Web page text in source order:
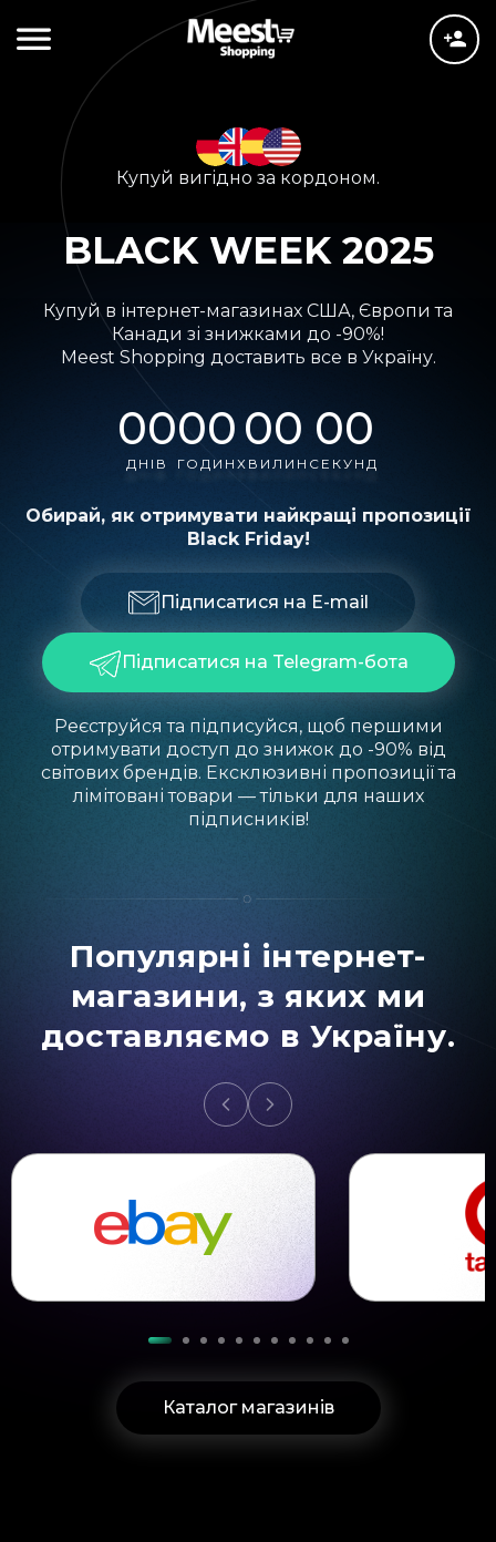
Купуй вигідно за кордоном.
BLACK WEEK 2025
Купуй в інтернет-магазинах США, Європи та
Канади зі знижками до -90%!
Meest Shopping доставить все в Україну.
00
ДНІВ
00
ГОДИН
00
ХВИЛИН
00
СЕКУНД
Обирай, як отримувати найкращі пропозиції
Black Friday!
Підписатися на E-mail
Підписатися на Telegram-бота
Реєструйся та підписуйся, щоб першими
отримувати доступ до знижок до -90% від
світових брендів. Ексклюзивні пропозиції та
лімітовані товари — тільки для наших
підписників!
Популярні інтернет-
магазини, з яких ми
доставляємо в Україну.
Каталог магазинів